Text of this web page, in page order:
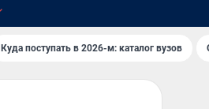
Куда поступать в 2026-м: каталог вузов